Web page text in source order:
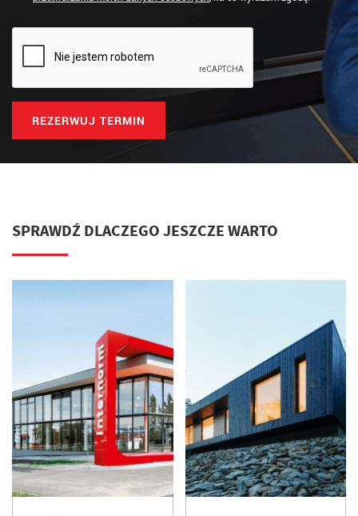
REZERWUJ TERMIN
SPRAWDŹ DLACZEGO JESZCZE WARTO